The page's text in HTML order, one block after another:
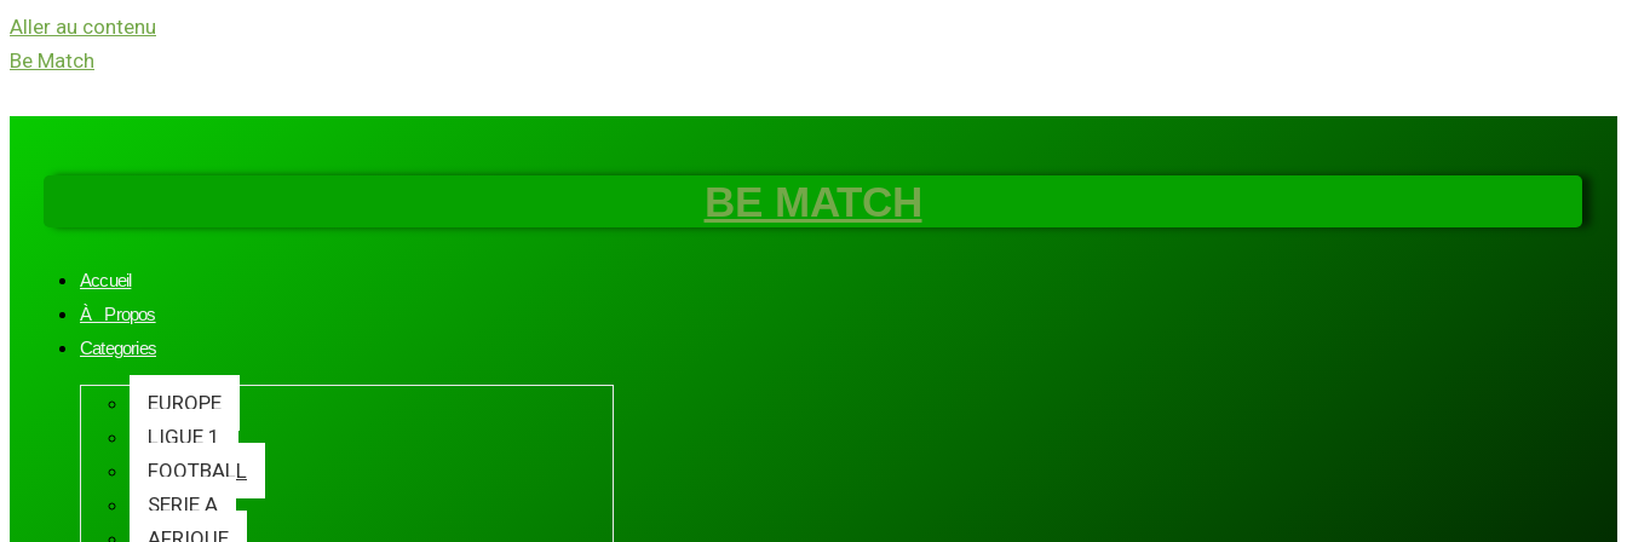
Aller au contenu
Be Match
BE MATCH
Accueil
À Propos
Categories
EUROPE
LIGUE 1
FOOTBALL
SERIE A